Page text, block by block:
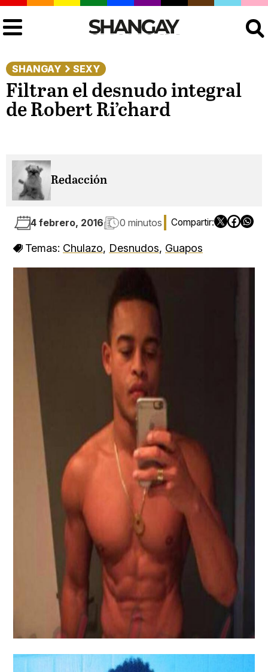
SHANGAY SEXY
Filtran el desnudo integral
de Robert Ri’chard
Redacción
4 febrero, 2016 0 minutos
Temas: Chulazo, Desnudos, Guapos